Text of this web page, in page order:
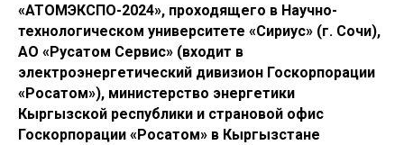
«АТОМЭКСПО-2024», проходящего в Научно-
технологическом университете «Сириус» (г. Сочи),
АО «Русатом Сервис» (входит в
электроэнергетический дивизион Госкорпорации
«Росатом»), министерство энергетики
Кыргызской республики и страновой офис
Госкорпорации «Росатом» в Кыргызстане